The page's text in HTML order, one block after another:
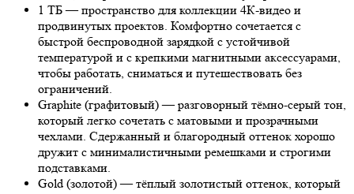
1 ТБ — пространство для коллекции 4К-видео и
продвинутых проектов. Комфортно сочетается с
быстрой беспроводной зарядкой с устойчивой
температурой и с крепкими магнитными аксессуарами,
чтобы работать, сниматься и путешествовать без
ограничений.
Graphite (графитовый) — разговорный тёмно-серый тон,
который легко сочетать с матовыми и прозрачными
чехлами. Сдержанный и благородный оттенок хорошо
дружит с минималистичными ремешками и строгими
подставками.
Gold (золотой) — тёплый золотистый оттенок, который